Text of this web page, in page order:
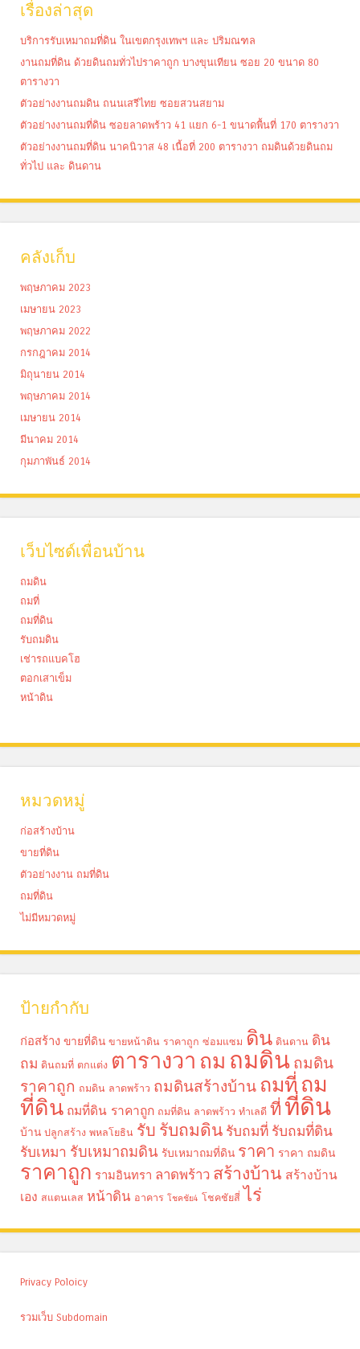
เรื่องล่าสุด
บริการรับเหมาถมที่ดิน ในเขตกรุงเทพฯ และ ปริมณฑล
งานถมที่ดิน ด้วยดินถมทั่วไปราคาถูก บางขุนเทียน ซอย 20 ขนาด 80
ตารางวา
ตัวอย่างงานถมดิน ถนนเสรีไทย ซอยสวนสยาม
ตัวอย่างงานถมที่ดิน ซอยลาดพร้าว 41 แยก 6-1 ขนาดพื้นที่ 170 ตารางวา
ตัวอย่างงานถมที่ดิน นาคนิวาส 48 เนื้อที่ 200 ตารางวา ถมดินด้วยดินถม
ทั่วไป และ ดินดาน
คลังเก็บ
พฤษภาคม 2023
เมษายน 2023
พฤษภาคม 2022
กรกฎาคม 2014
มิถุนายน 2014
พฤษภาคม 2014
เมษายน 2014
มีนาคม 2014
กุมภาพันธ์ 2014
เว็บไซด์เพื่อนบ้าน
ถมดิน
ถมที่
ถมที่ดิน
รับถมดิน
เช่ารถแบคโฮ
ตอกเสาเข็ม
หน้าดิน
หมวดหมู่
ก่อสร้างบ้าน
ขายที่ดิน
ตัวอย่างงาน ถมที่ดิน
ถมที่ดิน
ไม่มีหมวดหมู่
ป้ายกำกับ
ก่อสร้าง ขายที่ดิน ขายหน้าดิน ราคาถูก ซ่อมแซม ดิน ดินดาน ดิน
ถม ดินถมที่ ตกแต่ง ตารางวา ถม ถมดิน ถมดิน
ราคาถูก ถมดิน ลาดพร้าว ถมดินสร้างบ้าน ถมที่ถม
ที่ดิน ถมที่ดิน ราคาถูก ถมที่ดิน ลาดพร้าว ทำเลดี ที่ ที่ดิน
บ้าน ปลูกสร้าง พหลโยธิน รับ รับถมดิน รับถมที่ รับถมที่ดิน
รับเหมา รับเหมาถมดิน รับเหมาถมที่ดิน ราคา ราคา ถมดิน
ราคาถูก รามอินทรา ลาดพร้าว สร้างบ้าน สร้างบ้าน
เอง สแตนเลส หน้าดิน อาคาร โชคชัย4 โชคชัยสี่ ไร่
Privacy Poloicy
รวมเว็บ Subdomain